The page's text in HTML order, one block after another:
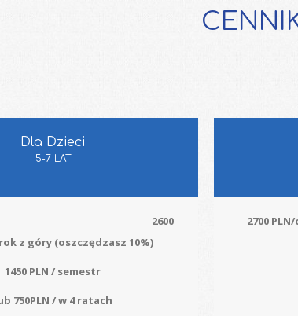
Dla Dzieci
5-7 LAT
2600
rok z góry (oszczędzasz 10%)
1450 PLN / semestr
750PLN / w 4 ratach
2700